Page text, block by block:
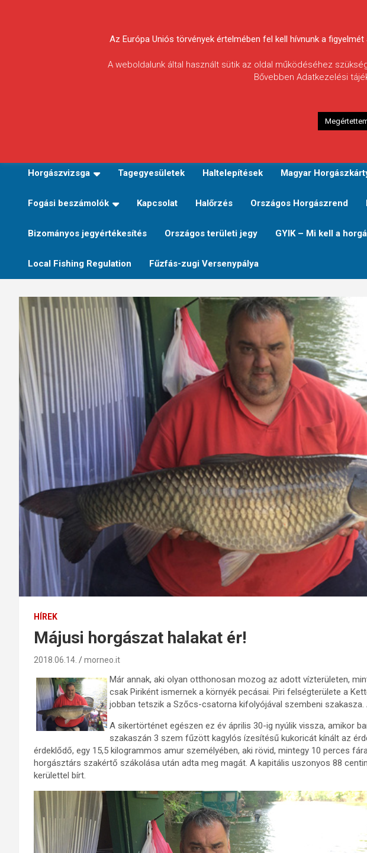
Körösvidéki Horgász
Egyesületek
Horgászvizsga Tagegyesületek Haltelepítések Magyar
Fogási beszámolók Kapcsolat Halőrzés Országos Horgászrend
Bizományos jegyértékesítés Országos területi jegy GYIK – Mi kell a
Local Fishing Regulation Fűzfás-zugi Versenypálya
HÍREK
Májusi horgászat halakat ér!
2018.06.14. morneo.it
Már annak, aki olyan otthonosan mozog az adott vízterületen,
csak Piriként ismernek a környék pecásai. Piri felségterülete a
jobban tetszik a Szőcs-csatorna kifolyójával szembeni
A sikertörténet egészen ez év április 30-ig nyúlik vissza, amikor
szakaszán 3 szem fűzött kagylós ízesítésű kukoricát kínált az
érdeklődő, egy 15,5 kilogrammos amur személyében, aki rövid, mintegy 10 perces
horgásztárs szakértő szákolása után adta meg magát. A kapitális uszonyos 88
kerülettel bírt.
Az Európa Uniós törvények értelmében fel kell hívnunk a
A weboldalunk által használt sütik az oldal működéséhez
Bővebben Adatkezelési